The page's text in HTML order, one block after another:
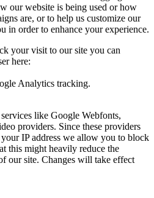
our website is being used or how
are, or to help us customize our
in order to enhance your experience.
your visit to our site you can
here:
Analytics tracking.
like Google Webfonts,
providers. Since these providers
IP address we allow you to block
this might heavily reduce the
our site. Changes will take effect